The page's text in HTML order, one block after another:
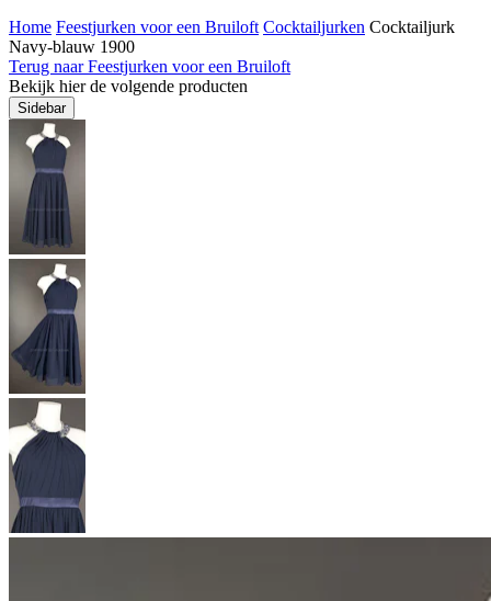
Home Feestjurken voor een Bruiloft Cocktailjurken Cocktailjurk
Navy-blauw 1900
Terug naar Feestjurken voor een Bruiloft
Bekijk hier de volgende producten
Sidebar